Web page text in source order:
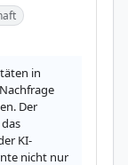
in
Der
KI-
nicht nur